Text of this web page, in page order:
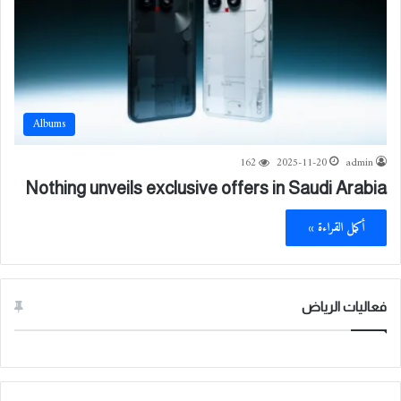
Albums
admin
2025-11-20
162
Nothing unveils exclusive offers in Saudi Arabia
أكمل القراءة »
فعاليات الرياض